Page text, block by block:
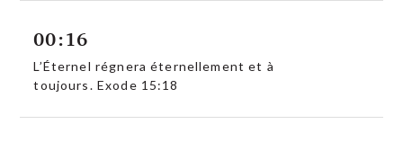
00:16
L’Éternel régnera éternellement et à
toujours. Exode 15:18